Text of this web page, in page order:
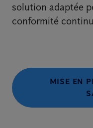
solution adaptée
conformité
MISE EN